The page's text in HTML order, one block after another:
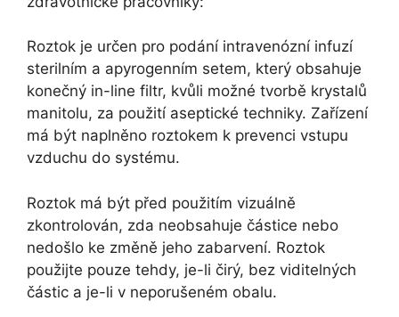
Roztok je určen pro podání intravenózní infuzí
sterilním a apyrogenním setem, který obsahuje
konečný in-line filtr, kvůli možné tvorbě krystalů
manitolu, za použití aseptické techniky. Zařízení
má být naplněno roztokem k prevenci vstupu
vzduchu do systému.
Roztok má být před použitím vizuálně
zkontrolován, zda neobsahuje částice nebo
nedošlo ke změně jeho zabarvení. Roztok
použijte pouze tehdy, je-li čirý, bez viditelných
částic a je-li v neporušeném obalu.